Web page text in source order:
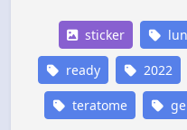
sticker
ready 2022
teratome